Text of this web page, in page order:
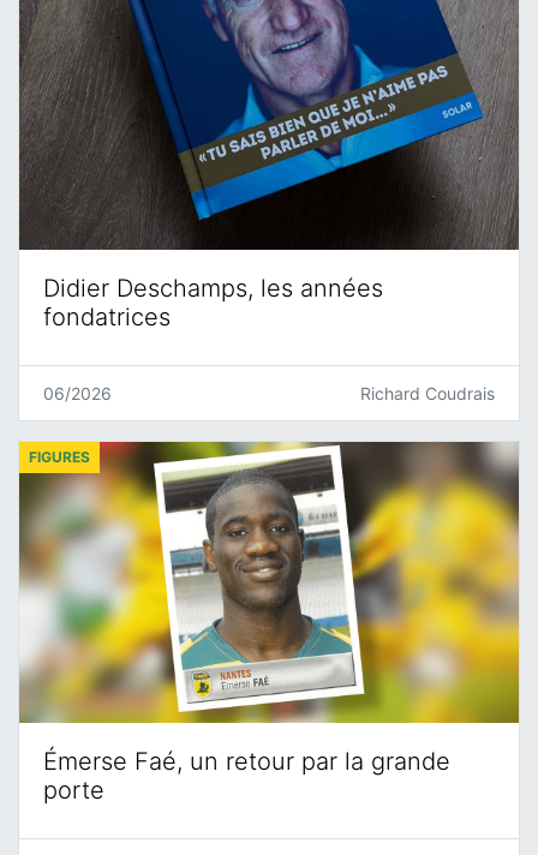
Didier Deschamps, les années
fondatrices
06/2026 Richard Coudrais
Émerse Faé, un retour par la grande
porte
FIGURES